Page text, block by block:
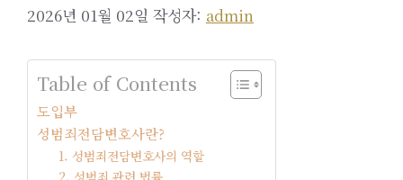
2026년 01월 02일 작성자: admin
Table of Contents
도입부
성범죄전담변호사란?
1. 성범죄전담변호사의 역할